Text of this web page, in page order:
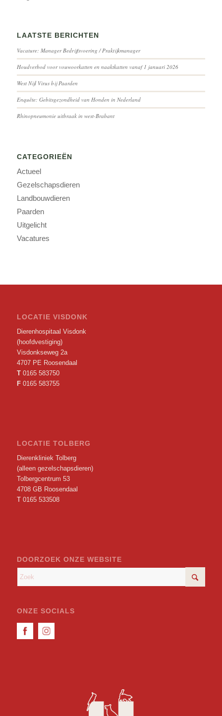
LAATSTE BERICHTEN
Vacature: Manager Bedrijfsvoering / Praktijkmanager
Houdverbod voor vouwoorkatten en naaktkatten vanaf 1 januari 2026
West Nijl Virus bij Paarden
Enquête: Gebitsgezondheid van Honden in Nederland
Rhinopneumonie uitbraak in west-Brabant
CATEGORIEËN
Actueel
Gezelschapsdieren
Landbouwdieren
Paarden
Uitgelicht
Vacatures
LOCATIE VISDONK
Dierenhospitaal Visdonk
(hoofdvestiging)
Visdonkseweg 2a
4707 PE Roosendaal
T 0165 583750
F 0165 583755
LOCATIE TOLBERG
Dierenkliniek Tolberg
(alleen gezelschapsdieren)
Tolbergcentrum 53
4708 GB Roosendaal
T 0165 533508
DOORZOEK ONZE WEBSITE
ONZE SOCIALS